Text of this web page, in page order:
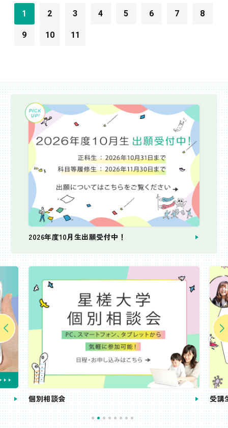
1 2 3 4 5 6 7 8
9 10 11
2026年度10月生出願受付中！
個別相談会 受講